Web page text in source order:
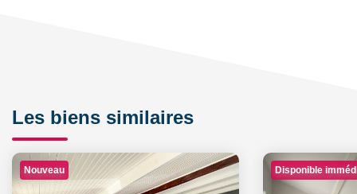
Les biens similaires
Nouveau Disponible